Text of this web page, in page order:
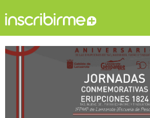
ENTRAR REGISTRAR-SE